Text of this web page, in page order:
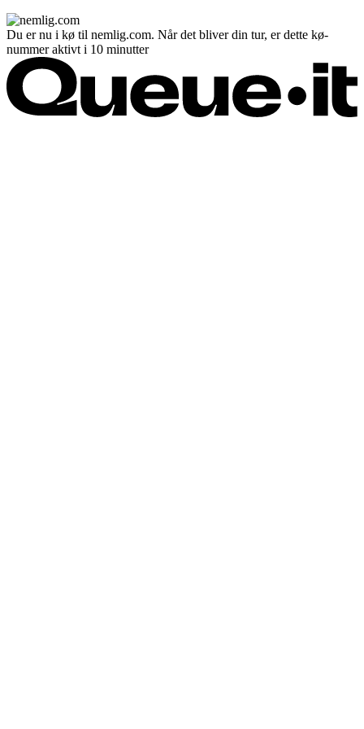
Du er nu i kø til nemlig.com. Når det bliver din tur, er dette kø-
nummer aktivt i 10 minutter